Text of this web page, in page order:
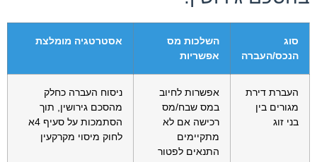
סוג
הנכס/העברה
השלכות מס
אפשריות
אסטרטגיה מומלצת
העברת דירת
מגורים בין
בני זוג
אפשרות לחיוב
במס שבח/מס
רכישה אם לא
מתקיימים
התנאים לפטור
ניסוח העברה כחלק
מהסכם גירושין, תוך
הסתמכות על סעיף 4א
לחוק מיסוי מקרקעין